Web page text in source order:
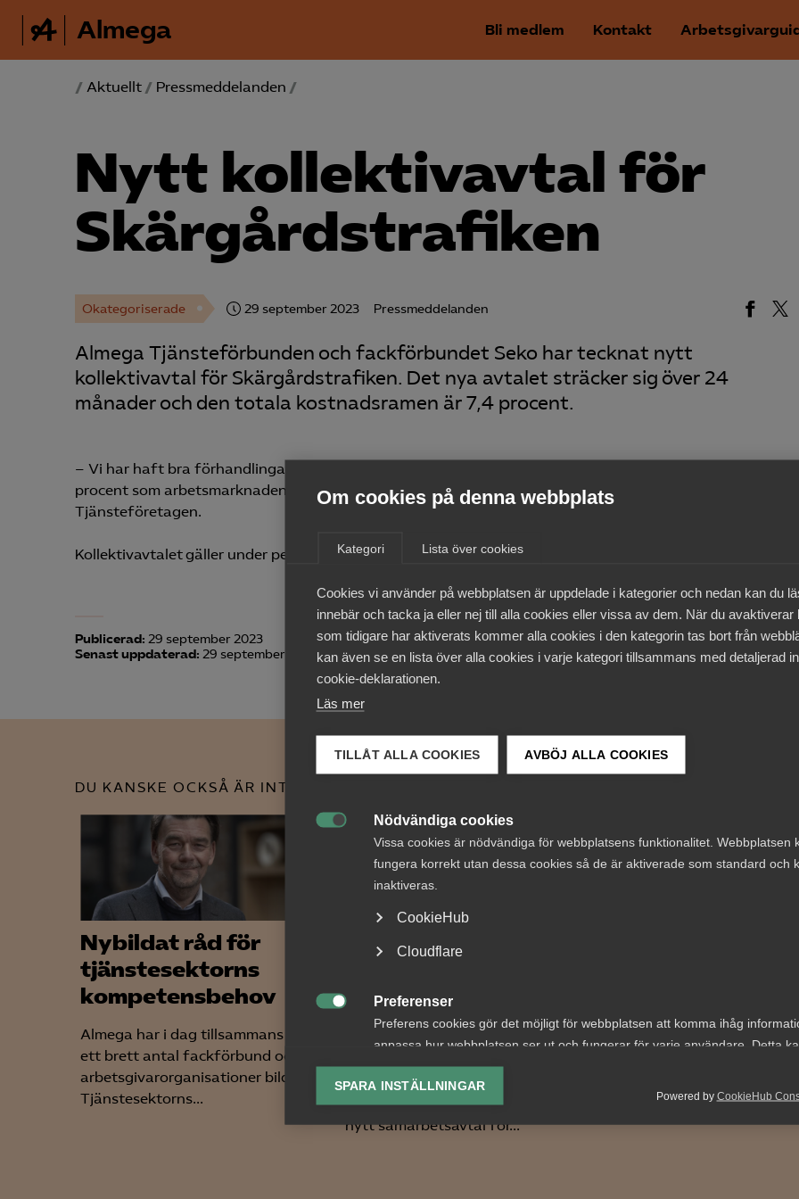
Om cookies på denna webbplats
Kategori Lista över cookies
Cookies vi använder på webbplatsen är uppdelade i kategorier och nedan kan du
innebär och tacka ja eller nej till alla cookies eller vissa av dem. När du avaktiverar
som tidigare har aktiverats kommer alla cookies i den kategorin tas bort från
kan även se en lista över alla cookies i varje kategori tillsammans med detaljerad
cookie-deklarationen.
Läs mer
TILLÅT ALLA COOKIES AVBÖJ ALLA COOKIES
Nödvändiga cookies
Vissa cookies är nödvändiga för webbplatsens funktionalitet. Webbplatsen
fungera korrekt utan dessa cookies så de är aktiverade som standard och
inaktiveras.
CookieHub
Cloudflare
Preferenser
Preferens cookies gör det möjligt för webbplatsen att komma ihåg
anpassa hur webbplatsen ser ut och fungerar för varje användare. Detta
lagring av vald valuta, region, språk eller färgschema.

Analys-cookies
Analyseringscookies hjälper oss förbättra webbplatsen genom att samla
Powered by CookieHub
SPARA INSTÄLLNINGAR
Almega Bli medlem Kontakt
/ Aktuellt / Pressmeddelanden /
Nytt kollektivavtal för
Skärgårds­trafiken
Okategoriserade 29 september 2023 Pressmeddelanden
Almega Tjänsteförbunden och fackförbundet Seko har tecknat nytt
kollektivavtal för Skärgårdstrafiken. Det nya avtalet sträcker sig över 24
månader och den totala kostnadsramen är 7,4 procent.
– Vi har haft bra förhandlingar med Seko och tecknat ett avtal som ryms inom märket, den ram om 7,4
procent som arbetsmarknadens parter kommit överens om, säger Thomas Lansing, avtalsansvarig för
Tjänsteföretagen.
Kollektivavtalet gäller under perioden 1 oktober 2023 till 30 september 2025.
Publicerad: 29 september 2023
Senast uppdaterad: 29 september 2023
DU KANSKE OCKSÅ ÄR INTRESSERAD AV DETTA?
Nybildat råd för
tjänstesektorns
kompetensbehov
Almega har i dag tillsammans med
ett brett antal fackförbund och
arbetsgivarorganisationer bildat
Tjänstesektorns...
Bred
om framtidens
kollektivavtal
arbetstagarorganisationer inom
tjänstesektorn har enats om ett
nytt samarbetsavtal för...
Med hjälp av generativ AI blir
tillgänglig...